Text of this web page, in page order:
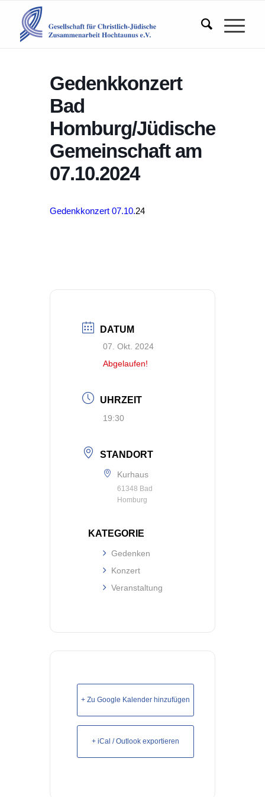
Gedenkkonzert
Bad
Homburg/Jüdische
Gemeinschaft am
07.10.2024
Gedenkkonzert 07.10.24
DATUM
07. Okt. 2024
Abgelaufen!
UHRZEIT
19:30
STANDORT
Kurhaus
61348 Bad
Homburg
KATEGORIE
Gedenken
Konzert
Veranstaltung
+ Zu Google Kalender hinzufügen
+ iCal / Outlook exportieren